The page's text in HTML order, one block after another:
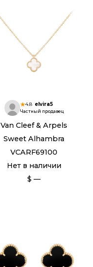
4.8 elvira5
Частный продавец
Van Cleef & Arpels
Sweet Alhambra
VCARF69100
Нет в наличии
$ —